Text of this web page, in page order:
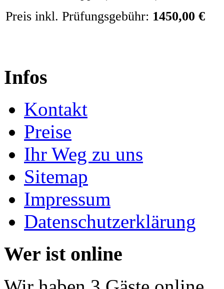
Preis inkl. Prüfungsgebühr: 1450,00 €
Infos
Kontakt
Preise
Ihr Weg zu uns
Sitemap
Impressum
Datenschutzerklärung
Wer ist online